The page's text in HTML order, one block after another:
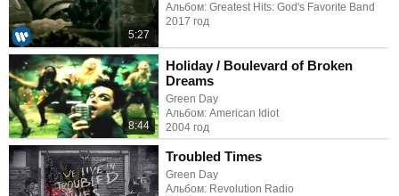
5:27
Альбом: Greatest Hits: God's Favorite Band
2017 год
8:44
Holiday / Boulevard of Broken
Dreams
Green Day
Альбом: American Idiot
2004 год
Troubled Times
Green Day
Альбом: Revolution Radio